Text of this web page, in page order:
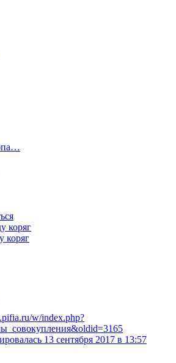
коряг
коряг
w/index.php?
13 сентября 2017 в 13:57